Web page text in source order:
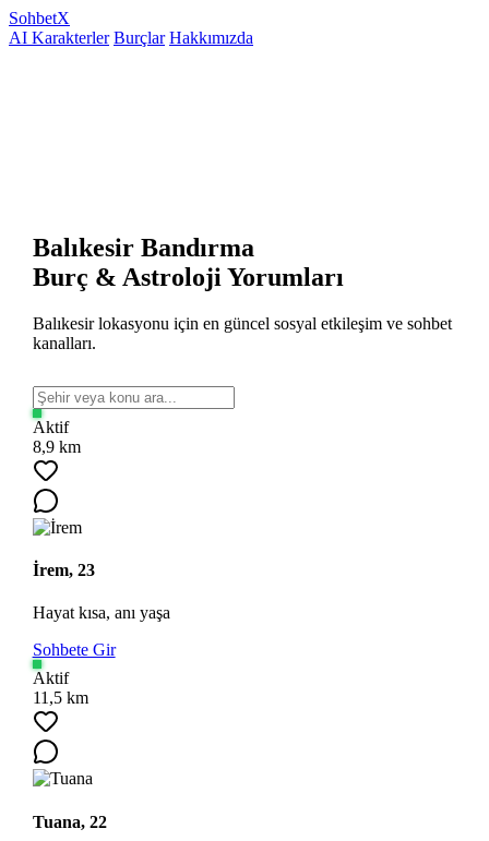
SohbetX
AI Karakterler Burçlar Hakkımızda
Balıkesir Bandırma
Burç & Astroloji Yorumları
Balıkesir lokasyonu için en güncel sosyal etkileşim ve sohbet
kanalları.
Aktif
8,9 km
İrem, 23
Hayat kısa, anı yaşa
Sohbete Gir
Aktif
11,5 km
Tuana, 22